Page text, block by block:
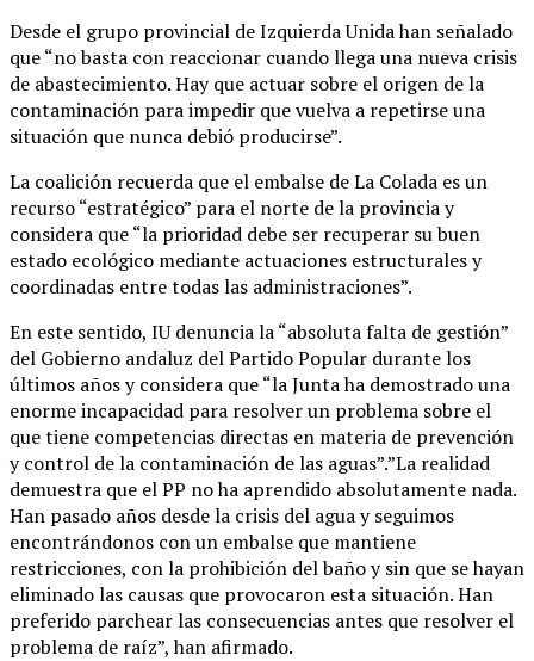
Desde el grupo provincial de Izquierda Unida han señalado
que “no basta con reaccionar cuando llega una nueva crisis
de abastecimiento. Hay que actuar sobre el origen de la
contaminación para impedir que vuelva a repetirse una
situación que nunca debió producirse”.
La coalición recuerda que el embalse de La Colada es un
recurso “estratégico” para el norte de la provincia y
considera que “la prioridad debe ser recuperar su buen
estado ecológico mediante actuaciones estructurales y
coordinadas entre todas las administraciones”.
En este sentido, IU denuncia la “absoluta falta de gestión”
del Gobierno andaluz del Partido Popular durante los
últimos años y considera que “la Junta ha demostrado una
enorme incapacidad para resolver un problema sobre el
que tiene competencias directas en materia de prevención
y control de la contaminación de las aguas”.”La realidad
demuestra que el PP no ha aprendido absolutamente nada.
Han pasado años desde la crisis del agua y seguimos
encontrándonos con un embalse que mantiene
restricciones, con la prohibición del baño y sin que se hayan
eliminado las causas que provocaron esta situación. Han
preferido parchear las consecuencias antes que resolver el
problema de raíz”, han afirmado.